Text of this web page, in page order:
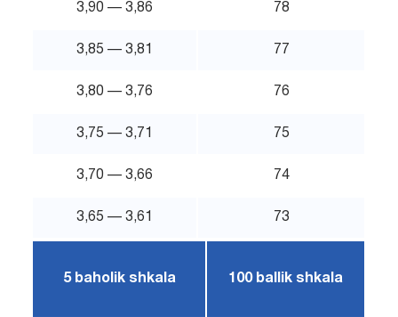
3,90 — 3,86 78
3,85 — 3,81 77
3,80 — 3,76 76
3,75 — 3,71 75
3,70 — 3,66 74
3,65 — 3,61 73
5 baholik shkala 100 ballik shkala